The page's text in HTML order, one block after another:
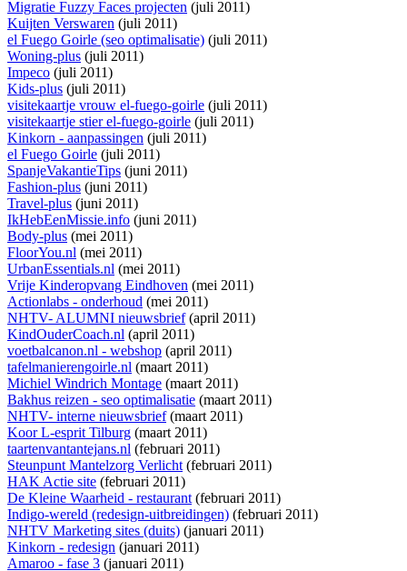
Migratie Fuzzy Faces projecten (juli 2011)
Kuijten Verswaren (juli 2011)
el Fuego Goirle (seo optimalisatie) (juli 2011)
Woning-plus (juli 2011)
Impeco (juli 2011)
Kids-plus (juli 2011)
visitekaartje vrouw el-fuego-goirle (juli 2011)
visitekaartje stier el-fuego-goirle (juli 2011)
Kinkorn - aanpassingen (juli 2011)
el Fuego Goirle (juli 2011)
SpanjeVakantieTips (juni 2011)
Fashion-plus (juni 2011)
Travel-plus (juni 2011)
IkHebEenMissie.info (juni 2011)
Body-plus (mei 2011)
FloorYou.nl (mei 2011)
UrbanEssentials.nl (mei 2011)
Vrije Kinderopvang Eindhoven (mei 2011)
Actionlabs - onderhoud (mei 2011)
NHTV- ALUMNI nieuwsbrief(april 2011)
KindOuderCoach.nl (april 2011)
voetbalcanon.nl - webshop (april 2011)
tafelmanierengoirle.nl (maart 2011)
Michiel Windrich Montage (maart 2011)
Bakhus reizen - seo optimalisatie (maart 2011)
NHTV- interne nieuwsbrief(maart 2011)
Koor L-esprit Tilburg (maart 2011)
taartenvantantejans.nl (februari 2011)
Steunpunt Mantelzorg Verlicht(februari 2011)
HAK Actie site (februari 2011)
De Kleine Waarheid - restaurant(februari 2011)
Indigo-wereld (redesign-uitbreidingen) (februari 2011)
NHTV Marketing sites (duits) (januari 2011)
Kinkorn - redesign (januari 2011)
Amaroo - fase 3 (januari 2011)